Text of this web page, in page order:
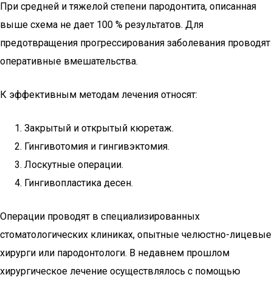
При средней и тяжелой степени пародонтита, описанная
выше схема не дает 100 % результатов. Для
предотвращения прогрессирования заболевания проводят
оперативные вмешательства.
К эффективным методам лечения относят:
Закрытый и открытый кюретаж.
Гингивотомия и гингивэктомия.
Лоскутные операции.
Гингивопластика десен.
Операции проводят в специализированных
стоматологических клиниках, опытные челюстно-лицевые
хирурги или пародонтологи. В недавнем прошлом
хирургическое лечение осуществлялось с помощью